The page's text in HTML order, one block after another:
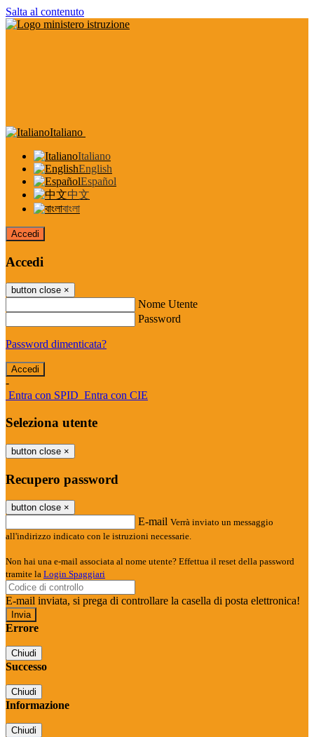
Salta al contenuto
Italiano
Italiano
English
Español
中文
বাংলা
Accedi
Accedi
button close ×
Nome Utente
Password
Password dimenticata?
-
Entra con SPID Entra con CIE
Seleziona utente
button close ×
Recupero password
button close ×
E-mail Verrà inviato un messaggio
all'indirizzo indicato con le istruzioni necessarie.
Non hai una e-mail associata al nome utente? Effettua il reset della password
tramite la Login Spaggiari
E-mail inviata, si prega di controllare la casella di posta elettronica!
Errore
Chiudi
Successo
Chiudi
Informazione
Chiudi